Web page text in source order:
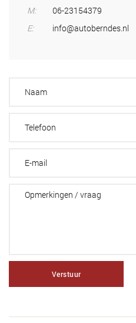
M:
06-23154379
E:
info@autoberndes.nl
Verstuur